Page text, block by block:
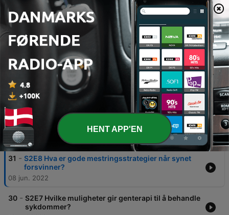
Hosted on Acast. Seeacast.com/privacyfor more information.
Lydstyrke 1 x
00:00 00:00
Episoder
31 - S2E8 Hva er gode mestringsstrategier når synet
forsvinner?
08 jun. 2022
30 - S2E7 Hvilke muligheter gir genterapi til å behandle
sykdommer?
HENT APP'EN